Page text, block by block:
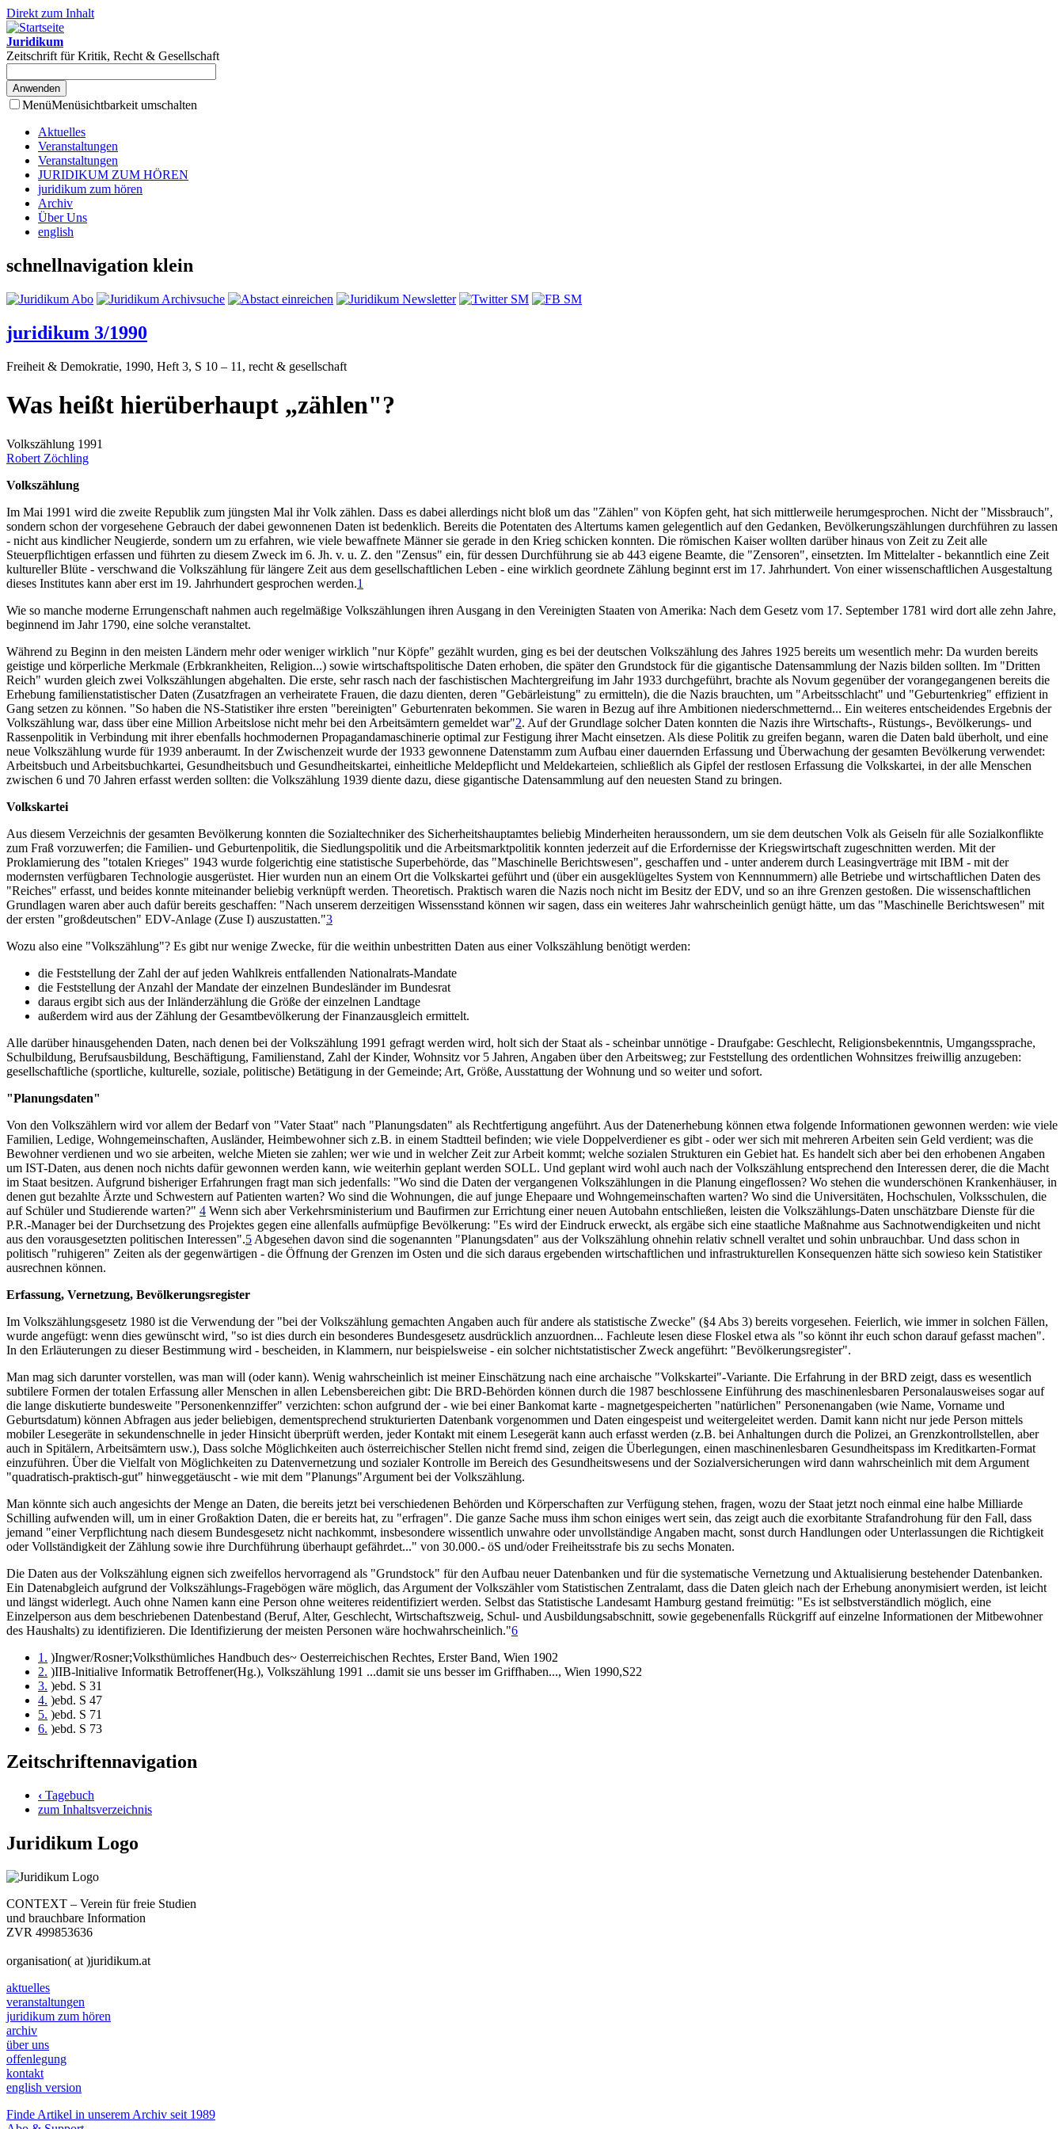
Direkt zum Inhalt
Juridikum
Zeitschrift für Kritik, Recht & Gesellschaft
MenüMenüsichtbarkeit umschalten
Aktuelles
Veranstaltungen
Veranstaltungen
JURIDIKUM ZUM HÖREN
juridikum zum hören
Archiv
Über Uns
english
schnellnavigation klein
juridikum 3/1990
Freiheit & Demokratie, 1990, Heft 3, S 10 – 11, recht & gesellschaft
Was heißt hierüberhaupt „zählen"?
Volkszählung 1991
Robert Zöchling
Volkszählung
Im Mai 1991 wird die zweite Republik zum jüngsten Mal ihr Volk zählen. Dass es dabei allerdings nicht bloß um das "Zählen" von Köpfen geht, hat sich mittlerweile herumgesprochen. Nicht der "Missbrauch",
sondern schon der vorgesehene Gebrauch der dabei gewonnenen Daten ist bedenklich. Bereits die Potentaten des Altertums kamen gelegentlich auf den Gedanken, Bevölkerungszählungen durchführen zu lassen
- nicht aus kindlicher Neugierde, sondern um zu erfahren, wie viele bewaffnete Männer sie gerade in den Krieg schicken konnten. Die römischen Kaiser wollten darüber hinaus von Zeit zu Zeit alle
Steuerpflichtigen erfassen und führten zu diesem Zweck im 6. Jh. v. u. Z. den "Zensus" ein, für dessen Durchführung sie ab 443 eigene Beamte, die "Zensoren", einsetzten. Im Mittelalter - bekanntlich eine Zeit
kultureller Blüte - verschwand die Volkszählung für längere Zeit aus dem gesellschaftlichen Leben - eine wirklich geordnete Zählung beginnt erst im 17. Jahrhundert. Von einer wissenschaftlichen Ausgestaltung
dieses Institutes kann aber erst im 19. Jahrhundert gesprochen werden.1
Wie so manche moderne Errungenschaft nahmen auch regelmäßige Volkszählungen ihren Ausgang in den Vereinigten Staaten von Amerika: Nach dem Gesetz vom 17. September 1781 wird dort alle zehn Jahre,
beginnend im Jahr 1790, eine solche veranstaltet.
Während zu Beginn in den meisten Ländern mehr oder weniger wirklich "nur Köpfe" gezählt wurden, ging es bei der deutschen Volkszählung des Jahres 1925 bereits um wesentlich mehr: Da wurden bereits
geistige und körperliche Merkmale (Erbkrankheiten, Religion...) sowie wirtschaftspolitische Daten erhoben, die später den Grundstock für die gigantische Datensammlung der Nazis bilden sollten. Im "Dritten
Reich" wurden gleich zwei Volkszählungen abgehalten. Die erste, sehr rasch nach der faschistischen Machtergreifung im Jahr 1933 durchgeführt, brachte als Novum gegenüber der vorangegangenen bereits die
Erhebung familienstatistischer Daten (Zusatzfragen an verheiratete Frauen, die dazu dienten, deren "Gebärleistung" zu ermitteln), die die Nazis brauchten, um "Arbeitsschlacht" und "Geburtenkrieg" effizient in
Gang setzen zu können. "So haben die NS-Statistiker ihre ersten "bereinigten" Geburtenraten bekommen. Sie waren in Bezug auf ihre Ambitionen niederschmetternd... Ein weiteres entscheidendes Ergebnis der
Volkszählung war, dass über eine Million Arbeitslose nicht mehr bei den Arbeitsämtern gemeldet war"2. Auf der Grundlage solcher Daten konnten die Nazis ihre Wirtschafts-, Rüstungs-, Bevölkerungs- und
Rassenpolitik in Verbindung mit ihrer ebenfalls hochmodernen Propagandamaschinerie optimal zur Festigung ihrer Macht einsetzen. Als diese Politik zu greifen begann, waren die Daten bald überholt, und eine
neue Volkszählung wurde für 1939 anberaumt. In der Zwischenzeit wurde der 1933 gewonnene Datenstamm zum Aufbau einer dauernden Erfassung und Überwachung der gesamten Bevölkerung verwendet:
Arbeitsbuch und Arbeitsbuchkartei, Gesundheitsbuch und Gesundheitskartei, einheitliche Meldepflicht und Meldekarteien, schließlich als Gipfel der restlosen Erfassung die Volkskartei, in der alle Menschen
zwischen 6 und 70 Jahren erfasst werden sollten: die Volkszählung 1939 diente dazu, diese gigantische Datensammlung auf den neuesten Stand zu bringen.
Volkskartei
Aus diesem Verzeichnis der gesamten Bevölkerung konnten die Sozialtechniker des Sicherheitshauptamtes beliebig Minderheiten heraussondern, um sie dem deutschen Volk als Geiseln für alle Sozialkonflikte
zum Fraß vorzuwerfen; die Familien- und Geburtenpolitik, die Siedlungspolitik und die Arbeitsmarktpolitik konnten jederzeit auf die Erfordernisse der Kriegswirtschaft zugeschnitten werden. Mit der
Proklamierung des "totalen Krieges" 1943 wurde folgerichtig eine statistische Superbehörde, das "Maschinelle Berichtswesen", geschaffen und - unter anderem durch Leasingverträge mit IBM - mit der
modernsten verfügbaren Technologie ausgerüstet. Hier wurden nun an einem Ort die Volkskartei geführt und (über ein ausgeklügeltes System von Kennnummern) alle Betriebe und wirtschaftlichen Daten des
"Reiches" erfasst, und beides konnte miteinander beliebig verknüpft werden. Theoretisch. Praktisch waren die Nazis noch nicht im Besitz der EDV, und so an ihre Grenzen gestoßen. Die wissenschaftlichen
Grundlagen waren aber auch dafür bereits geschaffen: "Nach unserem derzeitigen Wissensstand können wir sagen, dass ein weiteres Jahr wahrscheinlich genügt hätte, um das "Maschinelle Berichtswesen" mit
der ersten "großdeutschen" EDV-Anlage (Zuse I) auszustatten."3
Wozu also eine "Volkszählung"? Es gibt nur wenige Zwecke, für die weithin unbestritten Daten aus einer Volkszählung benötigt werden:
die Feststellung der Zahl der auf jeden Wahlkreis entfallenden Nationalrats-Mandate
die Feststellung der Anzahl der Mandate der einzelnen Bundesländer im Bundesrat
daraus ergibt sich aus der Inländerzählung die Größe der einzelnen Landtage
außerdem wird aus der Zählung der Gesamtbevölkerung der Finanzausgleich ermittelt.
Alle darüber hinausgehenden Daten, nach denen bei der Volkszählung 1991 gefragt werden wird, holt sich der Staat als - scheinbar unnötige - Draufgabe: Geschlecht, Religionsbekenntnis, Umgangssprache,
Schulbildung, Berufsausbildung, Beschäftigung, Familienstand, Zahl der Kinder, Wohnsitz vor 5 Jahren, Angaben über den Arbeitsweg; zur Feststellung des ordentlichen Wohnsitzes freiwillig anzugeben:
gesellschaftliche (sportliche, kulturelle, soziale, politische) Betätigung in der Gemeinde; Art, Größe, Ausstattung der Wohnung und so weiter und sofort.
"Planungsdaten"
Von den Volkszählern wird vor allem der Bedarf von "Vater Staat" nach "Planungsdaten" als Rechtfertigung angeführt. Aus der Datenerhebung können etwa folgende Informationen gewonnen werden: wie viele
Familien, Ledige, Wohngemeinschaften, Ausländer, Heimbewohner sich z.B. in einem Stadtteil befinden; wie viele Doppelverdiener es gibt - oder wer sich mit mehreren Arbeiten sein Geld verdient; was die
Bewohner verdienen und wo sie arbeiten, welche Mieten sie zahlen; wer wie und in welcher Zeit zur Arbeit kommt; welche sozialen Strukturen ein Gebiet hat. Es handelt sich aber bei den erhobenen Angaben
um IST-Daten, aus denen noch nichts dafür gewonnen werden kann, wie weiterhin geplant werden SOLL. Und geplant wird wohl auch nach der Volkszählung entsprechend den Interessen derer, die die Macht
im Staat besitzen. Aufgrund bisheriger Erfahrungen fragt man sich jedenfalls: "Wo sind die Daten der vergangenen Volkszählungen in die Planung eingeflossen? Wo stehen die wunderschönen Krankenhäuser, in
denen gut bezahlte Ärzte und Schwestern auf Patienten warten? Wo sind die Wohnungen, die auf junge Ehepaare und Wohngemeinschaften warten? Wo sind die Universitäten, Hochschulen, Volksschulen, die
auf Schüler und Studierende warten?" 4 Wenn sich aber Verkehrsministerium und Baufirmen zur Errichtung einer neuen Autobahn entschließen, leisten die Volkszählungs-Daten unschätzbare Dienste für die
P.R.-Manager bei der Durchsetzung des Projektes gegen eine allenfalls aufmüpfige Bevölkerung: "Es wird der Eindruck erweckt, als ergäbe sich eine staatliche Maßnahme aus Sachnotwendigkeiten und nicht
aus den vorausgesetzten politischen Interessen".5 Abgesehen davon sind die sogenannten "Planungsdaten" aus der Volkszählung ohnehin relativ schnell veraltet und sohin unbrauchbar. Und dass schon in
politisch "ruhigeren" Zeiten als der gegenwärtigen - die Öffnung der Grenzen im Osten und die sich daraus ergebenden wirtschaftlichen und infrastrukturellen Konsequenzen hätte sich sowieso kein Statistiker
ausrechnen können.
Erfassung, Vernetzung, Bevölkerungsregister
Im Volkszählungsgesetz 1980 ist die Verwendung der "bei der Volkszählung gemachten Angaben auch für andere als statistische Zwecke" (§4 Abs 3) bereits vorgesehen. Feierlich, wie immer in solchen Fällen,
wurde angefügt: wenn dies gewünscht wird, "so ist dies durch ein besonderes Bundesgesetz ausdrücklich anzuordnen... Fachleute lesen diese Floskel etwa als "so könnt ihr euch schon darauf gefasst machen".
In den Erläuterungen zu dieser Bestimmung wird - bescheiden, in Klammern, nur beispielsweise - ein solcher nichtstatistischer Zweck angeführt: "Bevölkerungsregister".
Man mag sich darunter vorstellen, was man will (oder kann). Wenig wahrscheinlich ist meiner Einschätzung nach eine archaische "Volkskartei"-Variante. Die Erfahrung in der BRD zeigt, dass es wesentlich
subtilere Formen der totalen Erfassung aller Menschen in allen Lebensbereichen gibt: Die BRD-Behörden können durch die 1987 beschlossene Einführung des maschinenlesbaren Personalausweises sogar auf
die lange diskutierte bundesweite "Personenkennziffer" verzichten: schon aufgrund der - wie bei einer Bankomat karte - magnetgespeicherten "natürlichen" Personenangaben (wie Name, Vorname und
Geburtsdatum) können Abfragen aus jeder beliebigen, dementsprechend strukturierten Datenbank vorgenommen und Daten eingespeist und weitergeleitet werden. Damit kann nicht nur jede Person mittels
mobiler Lesegeräte in sekundenschnelle in jeder Hinsicht überprüft werden, jeder Kontakt mit einem Lesegerät kann auch erfasst werden (z.B. bei Anhaltungen durch die Polizei, an Grenzkontrollstellen, aber
auch in Spitälern, Arbeitsämtern usw.), Dass solche Möglichkeiten auch österreichischer Stellen nicht fremd sind, zeigen die Überlegungen, einen maschinenlesbaren Gesundheitspass im Kreditkarten-Format
einzuführen. Über die Vielfalt von Möglichkeiten zu Datenvernetzung und sozialer Kontrolle im Bereich des Gesundheitswesens und der Sozialversicherungen wird dann wahrscheinlich mit dem Argument
"quadratisch-praktisch-gut" hinweggetäuscht - wie mit dem "Planungs"Argument bei der Volkszählung.
Man könnte sich auch angesichts der Menge an Daten, die bereits jetzt bei verschiedenen Behörden und Körperschaften zur Verfügung stehen, fragen, wozu der Staat jetzt noch einmal eine halbe Milliarde
Schilling aufwenden will, um in einer Großaktion Daten, die er bereits hat, zu "erfragen". Die ganze Sache muss ihm schon einiges wert sein, das zeigt auch die exorbitante Strafandrohung für den Fall, dass
jemand "einer Verpflichtung nach diesem Bundesgesetz nicht nachkommt, insbesondere wissentlich unwahre oder unvollständige Angaben macht, sonst durch Handlungen oder Unterlassungen die Richtigkeit
oder Vollständigkeit der Zählung sowie ihre Durchführung überhaupt gefährdet..." von 30.000.- öS und/oder Freiheitsstrafe bis zu sechs Monaten.
Die Daten aus der Volkszählung eignen sich zweifellos hervorragend als "Grundstock" für den Aufbau neuer Datenbanken und für die systematische Vernetzung und Aktualisierung bestehender Datenbanken.
Ein Datenabgleich aufgrund der Volkszählungs-Fragebögen wäre möglich, das Argument der Volkszähler vom Statistischen Zentralamt, dass die Daten gleich nach der Erhebung anonymisiert werden, ist leicht
und längst widerlegt. Auch ohne Namen kann eine Person ohne weiteres reidentifiziert werden. Selbst das Statistische Landesamt Hamburg gestand freimütig: "Es ist selbstverständlich möglich, eine
Einzelperson aus dem beschriebenen Datenbestand (Beruf, Alter, Geschlecht, Wirtschaftszweig, Schul- und Ausbildungsabschnitt, sowie gegebenenfalls Rückgriff auf einzelne Informationen der Mitbewohner
des Haushalts) zu identifizieren. Die Identifizierung der meisten Personen wäre hochwahrscheinlich."6
1. )Ingwer/Rosner;Volksthümliches Handbuch des~ Oesterreichischen Rechtes, Erster Band, Wien 1902
2. )IIB-lnitialive Informatik Betroffener(Hg.), Volkszählung 1991 ...damit sie uns besser im Griffhaben..., Wien 1990,S22
3. )ebd. S 31
4. )ebd. S 47
5. )ebd. S 71
6. )ebd. S 73
Zeitschriftennavigation
‹ Tagebuch
zum Inhaltsverzeichnis
Juridikum Logo
CONTEXT – Verein für freie Studien
und brauchbare Information
ZVR 499853636
organisation( at )juridikum.at
aktuelles
veranstaltungen
juridikum zum hören
archiv
über uns
offenlegung
kontakt
english version
Finde Artikel in unserem Archiv seit 1989